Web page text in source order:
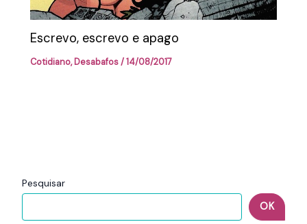
Pesquisar
OK
Escrevo, escrevo e apago
Cotidiano,Desabafos/14/08/2017